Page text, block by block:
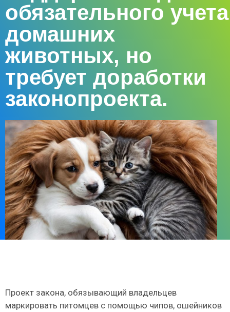
обязательного учета
домашних
животных, но
требует доработки
законопроекта.
Проект закона, обязывающий владельцев
маркировать питомцев с помощью чипов, ошейников